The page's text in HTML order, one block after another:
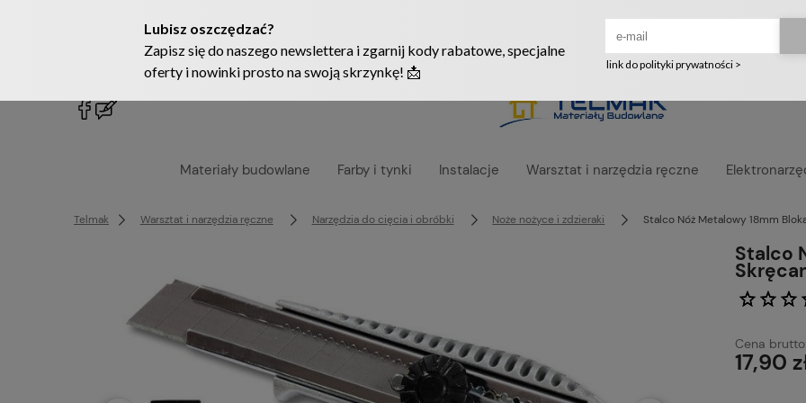
Ruszyła nowa szata graficzna naszego sklepu! ❤️
222905958 sklep@telmak.pl
Materiały budowlane Farby i tynki Instalacje Warsztat i narzędzia ręczne
Telmak Warsztat i narzędzia ręczne Narzędzia do cięcia i obróbki Noże nożyce i zdzieraki Stalco Nóż Metalowy 18mm
Stalco
Cena brutto:
17,90